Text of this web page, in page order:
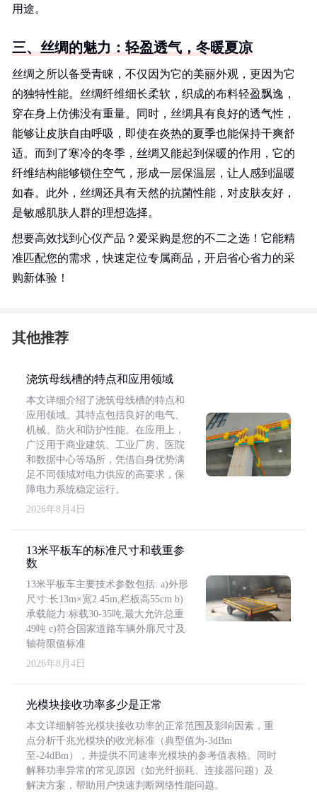
用途。
三、丝绸的魅力：轻盈透气，冬暖夏凉
丝绸之所以备受青睐，不仅因为它的美丽外观，更因为它
的独特性能。丝绸纤维细长柔软，织成的布料轻盈飘逸，
穿在身上仿佛没有重量。同时，丝绸具有良好的透气性，
能够让皮肤自由呼吸，即使在炎热的夏季也能保持干爽舒
适。而到了寒冷的冬季，丝绸又能起到保暖的作用，它的
纤维结构能够锁住空气，形成一层保温层，让人感到温暖
如春。此外，丝绸还具有天然的抗菌性能，对皮肤友好，
是敏感肌肤人群的理想选择。
想要高效找到心仪产品？爱采购是您的不二之选！它能精
准匹配您的需求，快速定位专属商品，开启省心省力的采
购新体验！
其他推荐
浇筑母线槽的特点和应用领域
本文详细介绍了浇筑母线槽的特点和
应用领域。其特点包括良好的电气、
机械、防火和防护性能。在应用上，
广泛用于商业建筑、工业厂房、医院
和数据中心等场所，凭借自身优势满
足不同领域对电力供应的高要求，保
障电力系统稳定运行。
2026年8月4日
13米平板车的标准尺寸和载重参
数
13米平板车主要技术参数包括: a)外形
尺寸:长13m×宽2.45m,栏板高55cm b)
承载能力:标载30-35吨,最大允许总重
49吨 c)符合国家道路车辆外廓尺寸及
轴荷限值标准
2026年8月4日
光模块接收功率多少是正常
本文详细解答光模块接收功率的正常范围及影响因素，重
点分析千兆光模块的收光标准（典型值为-3dBm
至-24dBm），并提供不同速率光模块的参考值表格。同时
解释功率异常的常见原因（如光纤损耗、连接器问题）及
解决方案，帮助用户快速判断网络性能问题。